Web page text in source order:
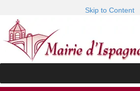
Skip to Content